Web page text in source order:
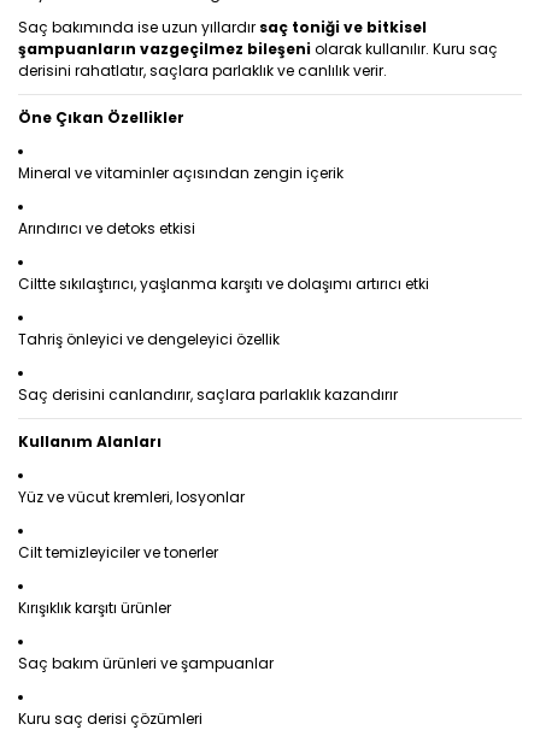
Saç bakımında ise uzun yıllardır saç toniği ve bitkisel
şampuanların vazgeçilmez bileşeniolarak kullanılır. Kuru saç
derisini rahatlatır, saçlara parlaklık ve canlılık verir.
Öne Çıkan Özellikler
Mineral ve vitaminler açısından zengin içerik
Arındırıcı ve detoks etkisi
Ciltte sıkılaştırıcı, yaşlanma karşıtı ve dolaşımı artırıcı etki
Tahriş önleyici ve dengeleyici özellik
Saç derisini canlandırır, saçlara parlaklık kazandırır
Kullanım Alanları
Yüz ve vücut kremleri, losyonlar
Cilt temizleyiciler ve tonerler
Kırışıklık karşıtı ürünler
Saç bakım ürünleri ve şampuanlar
Kuru saç derisi çözümleri